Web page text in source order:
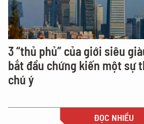
3 “thủ phủ” của giới siêu
bắt đầu chứng kiến một sự
chú ý
ĐỌC NHIỀU